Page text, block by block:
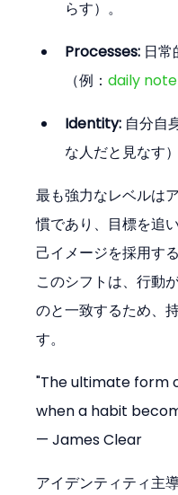
らす）。
Processes: 日
（例：daily
Identity: 自分自
な人だと見なす）
最も強力なレベルは
慣であり、目標を追
己イメージを採用す
このシフトは、行動
のと一致するため、
す。
"The ultimate form
when a habit
— James Clear
アイデンティティ主